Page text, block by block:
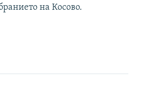
на Косово.